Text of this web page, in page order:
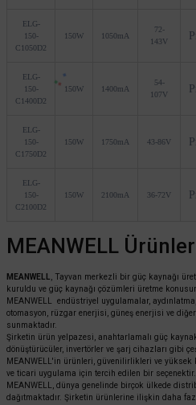
ELG-
150-
C1050D2
150W 1050mA
72-
143V
ELG-
150-
C1400D2
150W 1400mA
54-
107V
ELG-
150-
C1750D2
150W 1750mA 43-86V
ELG-
150-
C2100D2
150W 2100mA 36-72V
MEANWELL
MEANWELL
, Tayvan merkezli bir güç kaynağı
kuruldu ve güç kaynağı çözümleri üretme
MEANWELL endüstriyel uygulamalar,
otomasyon, rüzgar enerjisi, güneş enerjisi ve
sunmaktadır.
Şirketin ürün yelpazesi, anahtarlamalı güç
dönüştürücüler, invertörler ve şarj cihazları gibi
MEANWELL'in ürünleri, güvenilirlikleri ve yüksek
ve ticari uygulama için tercih edilen bir seçenektir.
MEANWELL, dünya genelinde birçok ülkede
dağıtmaktadır. Şirketin ürünlerine ilişkin daha